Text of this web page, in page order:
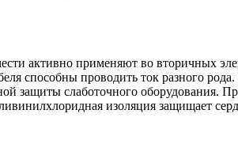
применяют во вторичных
способны проводить ток разного
защиты слаботочного оборудования.
изоляция защищает